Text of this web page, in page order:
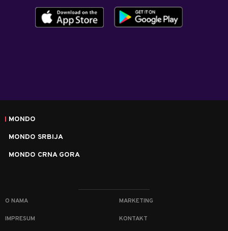
MONDO
MONDO SRBIJA
MONDO CRNA GORA
O NAMA MARKETING
IMPRESUM KONTAKT